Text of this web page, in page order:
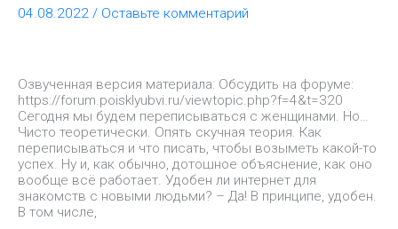
04.08.2022 / Оставьте комментарий
Озвученная версия материала: Обсудить на форуме:
https://forum.poisklyubvi.ru/viewtopic.php?f=4&t=320
Сегодня мы будем переписываться с женщинами. Но…
Чисто теоретически. Опять скучная теория. Как
переписываться и что писать, чтобы возыметь какой-то
успех. Ну и, как обычно, дотошное объяснение, как оно
вообще всё работает. Удобен ли интернет для
знакомств с новыми людьми? – Да! В принципе, удобен.
В том числе,